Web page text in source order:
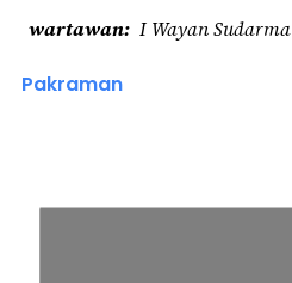
wartawan I Wayan Sudarma
Pakraman